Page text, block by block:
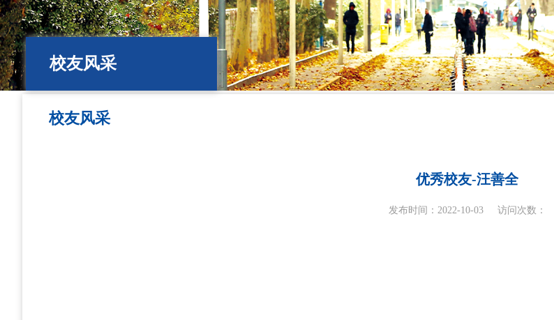
校友风采
校友风采
优秀校友-汪善全
发布时间：2022-10-03 访问次数：